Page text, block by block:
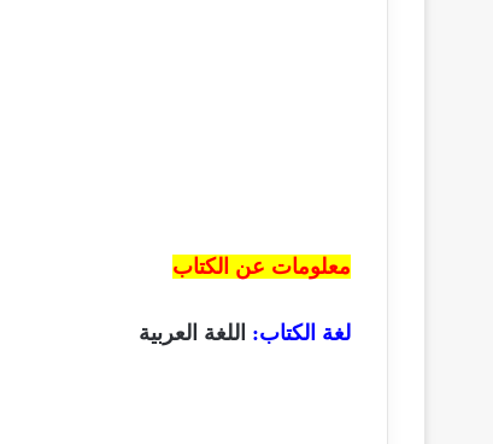
معلومات عن الكتاب
لغة الكتاب: اللغة العربية